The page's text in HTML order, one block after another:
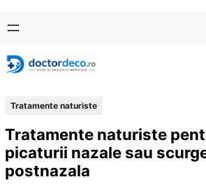
conținut
content
Tratamente naturiste
Tratamente naturiste
picaturii nazale sau
postnazala